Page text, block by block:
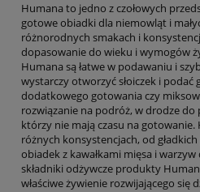
Humana to jedno z czołowych
gotowe obiadki dla niemowląt i
różnorodnych smakach i
dopasowanie do wieku i wymogów
Humana są łatwe w podawaniu i
wystarczy otworzyć słoiczek i podać
dodatkowego gotowania czy
rozwiązanie na podróż, w drodze do
którzy nie mają czasu na
różnych konsystencjach, od
obiadek z kawałkami mięsa i
składniki odżywcze produkty
właściwe żywienie rozwijającego się